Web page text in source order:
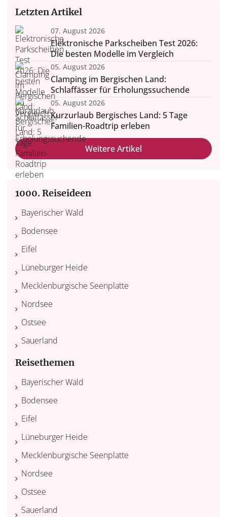
Letzten Artikel
07. August 2026
Elektronische Parkscheiben Test 2026:
Die besten Modelle im Vergleich
05. August 2026
Clamping im Bergischen Land:
Schlaffässer für Erholungssuchende
05. August 2026
Kurzurlaub Bergisches Land: 5 Tage
Familien-Roadtrip erleben
Weitere Artikel
1000. Reiseideen
Bayerischer Wald
Bodensee
Eifel
Lüneburger Heide
Mecklenburgische Seenplatte
Nordsee
Ostsee
Sauerland
Reisethemen
Bayerischer Wald
Bodensee
Eifel
Lüneburger Heide
Mecklenburgische Seenplatte
Nordsee
Ostsee
Sauerland